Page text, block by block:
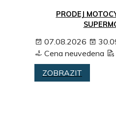
PRODEJ
07.08.2026
Cena neuvedena
ZOBRAZIT